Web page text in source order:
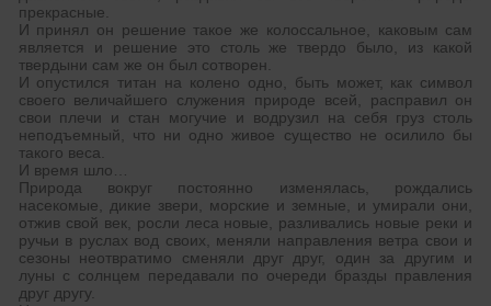
прекрасные.
И принял он решение такое же колоссальное, каковым сам
является и решение это столь же твердо было, из какой
твердыни сам же он был сотворен.
И опустился титан на колено одно, быть может, как символ
своего величайшего служения природе всей, расправил он
свои плечи и стан могучие и водрузил на себя груз столь
неподъемный, что ни одно живое существо не осилило бы
такого веса.
И время шло…
Природа вокруг постоянно изменялась, рождались
насекомые, дикие звери, морские и земные, и умирали они,
отжив свой век, росли леса новые, разливались новые реки и
ручьи в руслах вод своих, меняли направления ветра свои и
сезоны неотвратимо сменяли друг друг, один за другим и
луны с солнцем передавали по очереди бразды правления
друг другу.